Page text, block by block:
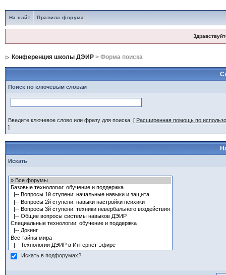
На сайт Правила форума
Конференция школы ДЭИР> Форма поиска
Поиск по ключевым словам
Введите ключевое слово или фразу для поиска. [ Расширенная помощь по
]
Искать
Искать в подфорумах?